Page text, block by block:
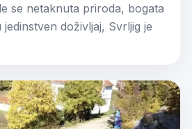
se netaknuta priroda, bogata
doživljaj, Svrljig je